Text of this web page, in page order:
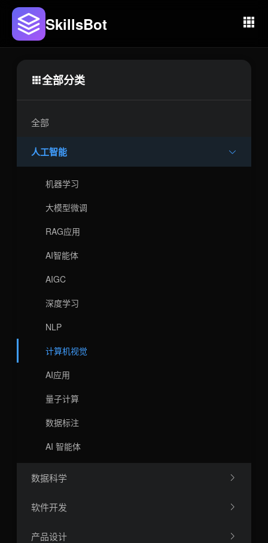
SkillsBot
全部分类
全部
人工智能
机器学习
大模型微调
RAG应用
AI智能体
AIGC
深度学习
NLP
计算机视觉
AI应用
量子计算
数据标注
AI 智能体
数据科学
软件开发
产品设计